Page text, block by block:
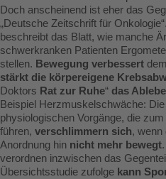
Doch anscheinend ist eher das
„Deutsche Zeitschrift für
beschreibt das Blatt, wie manche
schwerkranken Patienten
stellen. Bewegung verbessert
stärkt die körpereigene
Doktors Rat zur Ruhe“ das
Beispiel Herzmuskelschwäche:
physiologischen Vorgänge, die
führen, verschlimmern sich, wenn
Anordnung hin nicht mehr bewegt
verordnen inzwischen das
Übersichtsstudie zufolge kann